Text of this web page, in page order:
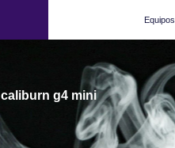
Equipos
caliburn g4 mini